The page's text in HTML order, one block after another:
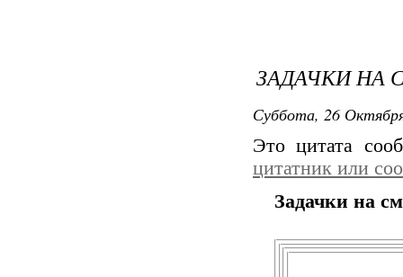
ЗАДАЧКИ НА
Суббота, 26
Это цитата
цитатник или
Задачки на